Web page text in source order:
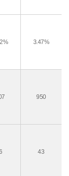
3.47%
950
43